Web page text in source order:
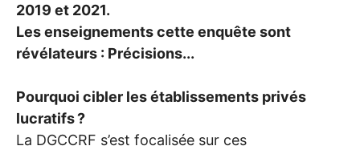
2019 et 2021.
Les enseignements cette enquête sont
révélateurs : Précisions...
Pourquoi cibler les établissements privés
lucratifs?
La DGCCRF s’est focalisée sur ces